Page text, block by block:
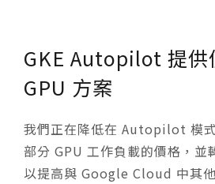
GKE Autopilot 提供
GPU 方案
我們正在降低在 Autopilot 模
部分 GPU 工作負載的價格，並
以提高與 Google Cloud 中其